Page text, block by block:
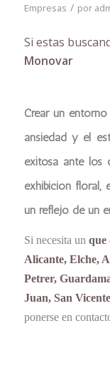
Empresas / por
Si estas
Monovar
Crear un
ansiedad y el
exitosa ante los
exhibición floral,
un reflejo de un
Si necesita un que
Alicante, Elche,
Petrer,
Juan, San
ponerse en